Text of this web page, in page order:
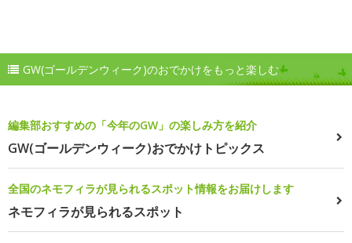
GW(ゴールデンウィーク)のおでかけをもっと楽しむ
編集部おすすめの「今年のGW」の楽しみ方を紹介
GW(ゴールデンウィーク)おでかけトピックス
全国のネモフィラが見られるスポット情報をお届けします
ネモフィラが見られるスポット